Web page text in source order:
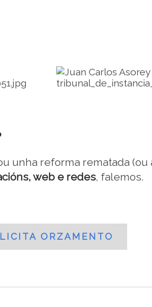
unha reforma rematada
web e redes, falemos.
ORZAMENTO